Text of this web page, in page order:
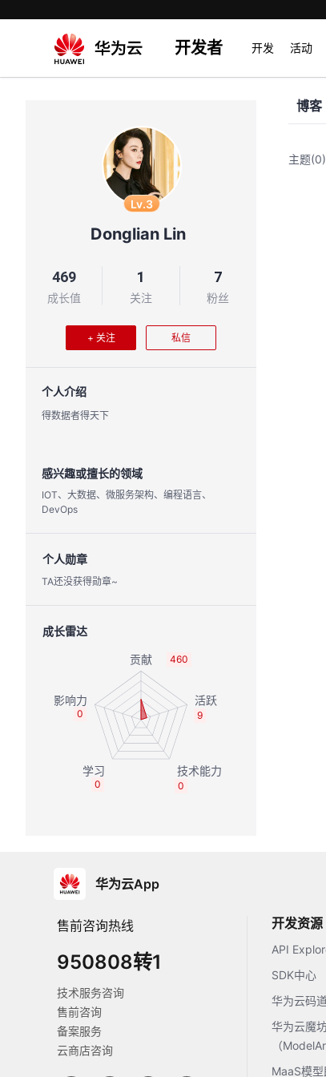
开发者 开发 活动
Lv.3
Donglian Lin
469
成长值
1
关注
7
粉丝
+ 关注 私信
个人介绍
得数据者得天下
感兴趣或擅长的领域
IOT、大数据、微服务架构、编程语言、
DevOps
个人勋章
TA还没获得勋章~
成长雷达
460
9
0
0
0
博客
主题(0)
华为云App
售前咨询热线
950808转1
技术服务咨询
售前咨询
备案服务
云商店咨询
开发资源
API
SDK中心
华为云码
华为云魔
（
MaaS模